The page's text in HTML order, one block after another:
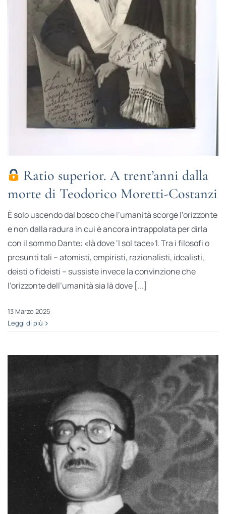
Ratio superior. A trent’anni dalla
morte di Teodorico Moretti-Costanzi
È solo uscendo dal bosco che l’umanità scorge l’orizzonte
e non dalla radura in cui è ancora intrappolata per dirla
con il sommo Dante: «là dove ‘l sol tace»1. Tra i filosofi o
presunti tali – atomisti, empiristi, razionalisti, idealisti,
deisti o fideisti – sussiste invece la convinzione che
l’orizzonte dell’umanità sia là dove [...]
13 Marzo 2025
Leggi di più